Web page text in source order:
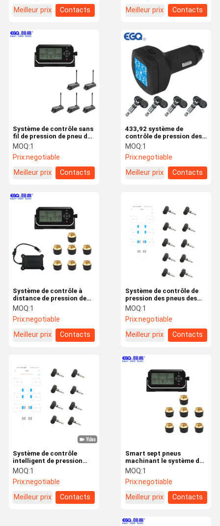
Visite
Contrôle De
Contactez-
Demandez
NEWS
Système de contrôle de pression des pneus
Autobus TPMS
Meilleur prix
Contacts
Meilleur prix
Contacts
433,92 système de
contrôle de pression des
pneus des voitures de
tourisme de mégahertz
TPMS
MOQ:1
Prix:negotiable
Meilleur prix
Contacts
Système de contrôle sans
fil de pression de pneu de
camion d'affichage à
cristaux liquides de
voiture
MOQ:1
Prix:negotiable
Meilleur prix
Contacts
Système de contrôle de
pression des pneus des
capteurs 2.4Ghz de
Bluetooth Dix
MOQ:1
Prix:negotiable
Meilleur prix
Contacts
Système de contrôle à
distance de pression de
pneu des capteurs
433.92MHZ d'OTR
MOQ:1
Prix:negotiable
Meilleur prix
Contacts
Smart sept pneus
machinant le système de
contrôle de Tpms de
véhicule
MOQ:1
Prix:negotiable
Meilleur prix
Contacts
Système de contrôle
intelligent de pression
des pneus de capteurs de
Bluetooth huit
MOQ:1
Prix:negotiable
Meilleur prix
Contacts